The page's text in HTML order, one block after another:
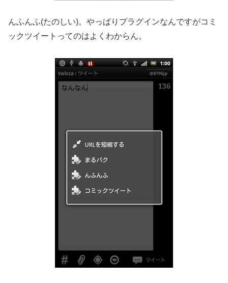
んふんふ(たのしい)。やっぱりプラグインなんですがコミ
ックツイートってのはよくわからん。